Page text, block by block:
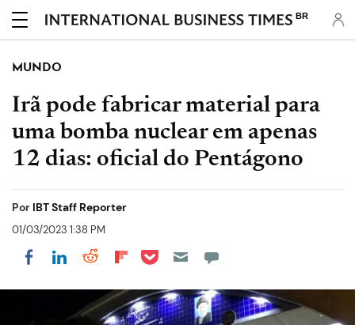
BR
MUNDO
Irã pode fabricar material para
uma bomba nuclear em apenas
12 dias: oficial do Pentágono
Por IBT Staff Reporter
01/03/2023 1:38 PM
Share on Facebook
Share on LinkedIn
Share on Reddit
Share on Flipboard
Share on Pocket